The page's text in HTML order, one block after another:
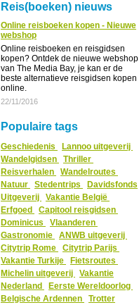
Reis(boeken) nieuws
Online reisboeken kopen - Nieuwe
webshop
Online reisboeken en reisgidsen
kopen? Ontdek de nieuwe webshop
van The Media Bay, je kan er de
beste alternatieve reisgidsen kopen
online.
22/11/2016
Populaire tags
Geschiedenis
Lannoo uitgeverij
Wandelgidsen
Thriller
Reisverhalen
Wandelroutes
Natuur
Stedentrips
Davidsfonds
Uitgeverij
Vakantie België
Erfgoed
Capitool reisgidsen
Dominicus
Vlaanderen
Gastronomie
ANWB uitgeverij
Citytrip Rome
Citytrip Parijs
Vakantie Turkije
Fietsroutes
Michelin uitgeverij
Vakantie
Nederland
Eerste Wereldoorlog
Belgische Ardennen
Trotter